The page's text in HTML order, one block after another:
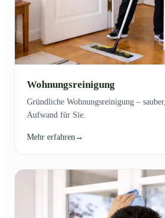
Wohnungsreinigung
Gründliche Wohnungsreinigung –
Aufwand für Sie.
Mehr erfahren →